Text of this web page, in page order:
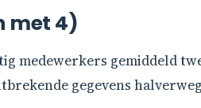
met 4)
medewerkers gemiddeld
gegevens